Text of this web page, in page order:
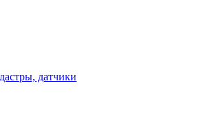
датчики